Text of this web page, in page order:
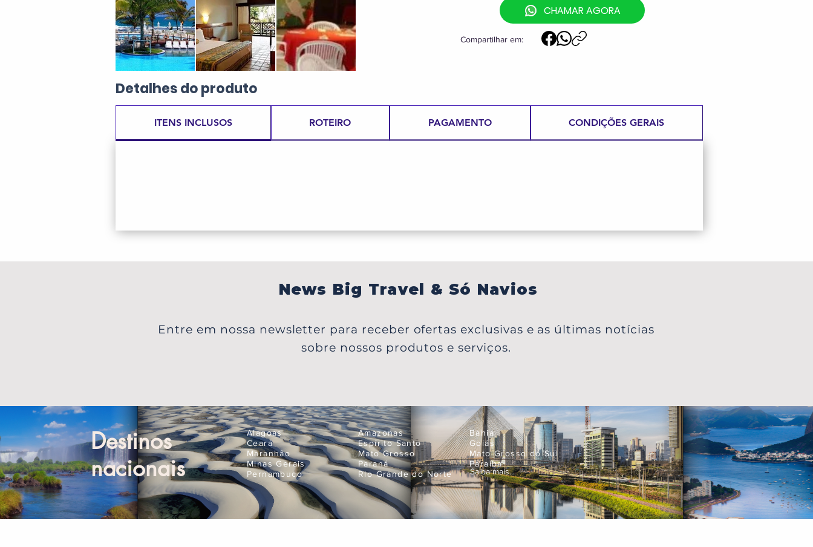
CHAMAR AGORA
Compartilhar em:
Detalhesdo produto
ITENS INCLUSOS ROTEIRO PAGAMENTO CONDIÇÕES GERAIS
News Big Travel & Só Navios
Entre em nossa newsletter para receber ofertas exclusivas e as últimas notícias
sobre nossos produtos e serviços.
Destinos
nacionais
Saiba mais...
Alagoas
Ceará
Maranhão
Minas Gerais
Pernambuco
Amazonas
Espírito Santo
Mato Grosso
Paraná
Rio Grande do Norte
Bahia
Goiás
Mato Grosso do Sul
Paraíba